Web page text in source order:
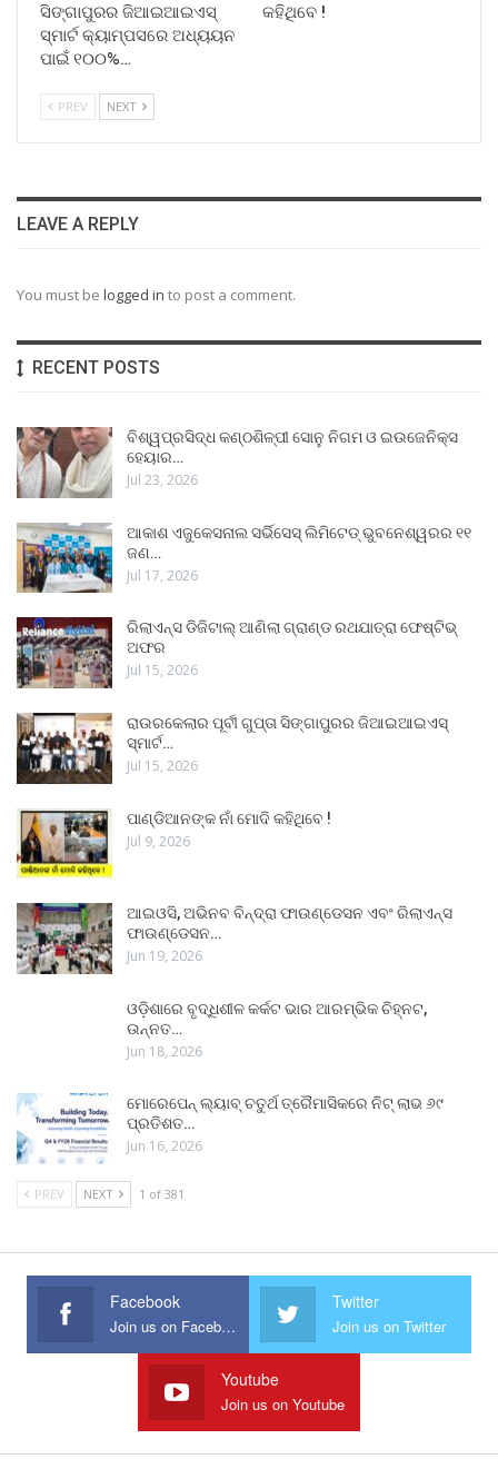
ସିଙ୍ଗାପୁରର ଜିଆଇଆଇଏସ୍
ସ୍ମାର୍ଟ କ୍ୟାମ୍ପସରେ ଅଧ୍ୟୟନ
ପାଇଁ ୧୦୦%…
କହିଥିବେ !
PREV NEXT
LEAVE A REPLY
You must be logged in to post a comment.
RECENT POSTS
ବିଶ୍ୱପ୍ରସିଦ୍ଧ କଣ୍ଠଶିଳ୍ପୀ ସୋନୁ ନିଗମ ଓ ଇଉଜେନିକ୍ସ
ହେୟାର…
Jul 23, 2026
ଆକାଶ ଏଜୁକେସନାଲ ସର୍ଭିସେସ୍ ଲିମିଟେଡ୍ ଭୁବନେଶ୍ୱରର ୧୧
ଜଣ…
Jul 17, 2026
ରିଲାଏନ୍ସ ଡିଜିଟାଲ୍ ଆଣିଲା ଗ୍ରାଣ୍ଡ ରଥଯାତ୍ରା ଫେଷ୍ଟିଭ୍
ଅଫର
Jul 15, 2026
ରାଉରକେଲାର ପୂର୍ବୀ ଗୁପ୍ତା ସିଙ୍ଗାପୁରର ଜିଆଇଆଇଏସ୍
ସ୍ମାର୍ଟ…
Jul 15, 2026
ପାଣ୍ଡିଆନଙ୍କ ନାଁ ମୋଦି କହିଥିବେ !
Jul 9, 2026
ଆଇଓସି, ଅଭିନବ ବିନ୍ଦ୍ରା ଫାଉଣ୍ଡେସନ ଏବଂ ରିଲାଏନ୍ସ
ଫାଉଣ୍ଡେସନ…
Jun 19, 2026
ଓଡ଼ିଶାରେ ବୃଦ୍ଧିଶୀଳ କର୍କଟ ଭାର ଆରମ୍ଭିକ ଚିହ୍ନଟ,
ଉନ୍ନତ…
Jun 18, 2026
ମୋରେପେନ୍ ଲ୍ୟାବ୍ ଚତୁର୍ଥ ତ୍ରୈମାସିକରେ ନିଟ୍ ଲାଭ ୬୯
ପ୍ରତିଶତ…
Jun 16, 2026
PREV NEXT 1 of 381
Facebook
Join us on Facebook
Twitter
Join us on Twitter
Youtube
Join us on Youtube